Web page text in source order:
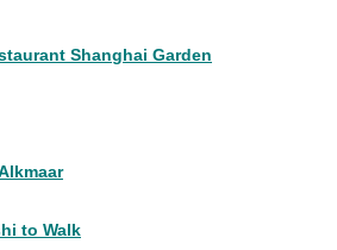
Shanghai Garden
to Walk